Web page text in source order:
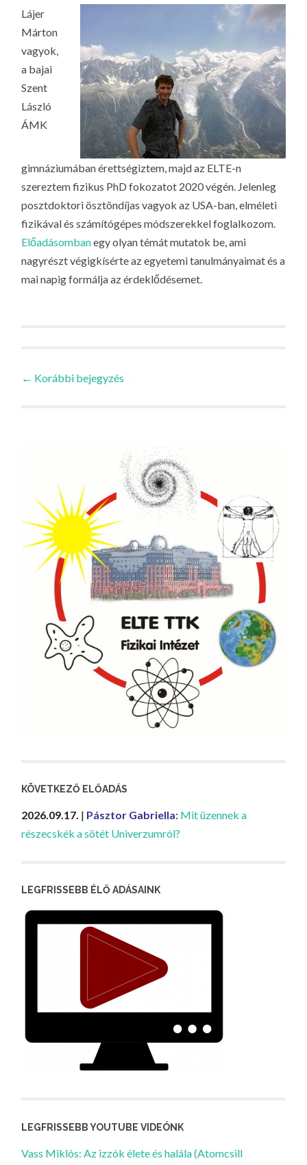
Lájer
Márton
vagyok,
a bajai
Szent
László
ÁMK
gimnáziumában érettségiztem, majd az ELTE-n
szereztem fizikus PhD fokozatot 2020 végén. Jelenleg
posztdoktori ösztöndíjas vagyok az USA-ban, elméleti
fizikával és számítógépes módszerekkel foglalkozom.
Előadásombanegy olyan témát mutatok be, ami
nagyrészt végigkísérte az egyetemi tanulmányaimat és a
mai napig formálja az érdeklődésemet.
Bejegyzések
← Korábbi bejegyzés
KÖVETKEZŐ ELŐADÁS
2026.09.17. | Pásztor Gabriella: Mit üzennek a
részecskék a sötét Univerzumról?
LEGFRISSEBB ÉLŐ ADÁSAINK
LEGFRISSEBB YOUTUBE VIDEÓNK
Vass Miklós: Az izzók élete és halála (Atomcsill